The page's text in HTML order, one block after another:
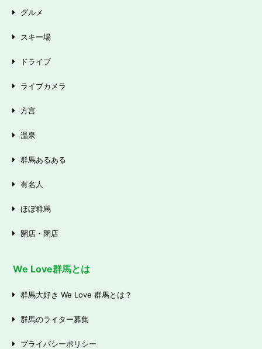
グルメ
スキー場
ドライブ
ライブカメラ
方言
温泉
群馬あるある
有名人
ほぼ群馬
開店・閉店
We Love群馬とは
群馬大好き We Love 群馬とは？
群馬のライター募集
プライバシーポリシー